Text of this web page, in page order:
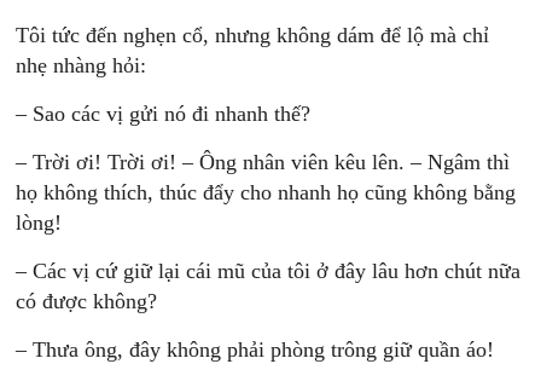
Tôi tức đến nghẹn cổ, nhưng không dám để lộ mà chỉ
nhẹ nhàng hỏi:
– Sao các vị gửi nó đi nhanh thế?
– Trời ơi! Trời ơi! – Ông nhân viên kêu lên. – Ngâm thì
họ không thích, thúc đẩy cho nhanh họ cũng không bằng
lòng!
– Các vị cứ giữ lại cái mũ của tôi ở đây lâu hơn chút nữa
có được không?
– Thưa ông, đây không phải phòng trông giữ quần áo!